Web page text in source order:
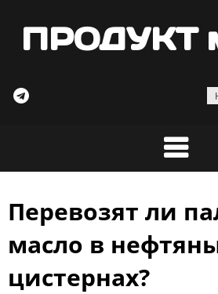
ПРОДУКТ
Skip
content
Перевозят ли
масло в
цистернах?